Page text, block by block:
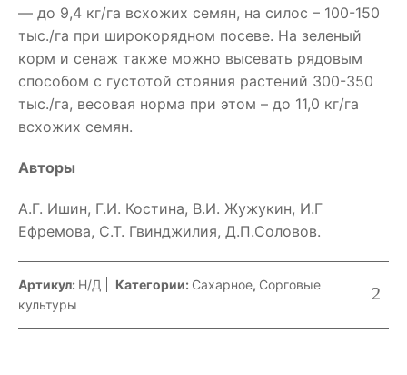
— до 9,4 кг/га всхожих семян, на силос – 100-150
тыс./га при широкорядном посеве. На зеленый
корм и сенаж также можно высевать рядовым
способом с густотой стояния растений 300-350
тыс./га, весовая норма при этом – до 11,0 кг/га
всхожих семян.
Авторы
А.Г. Ишин, Г.И. Костина, В.И. Жужукин, И.Г
Ефремова, С.Т. Гвинджилия, Д.П.Соловов.
Артикул: Н/Д Категории: Сахарное, Сорговые
культуры